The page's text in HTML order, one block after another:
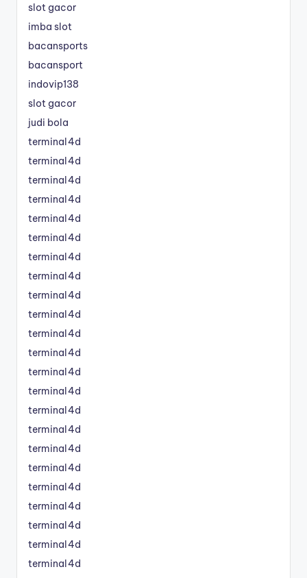
slot gacor
imba slot
bacansports
bacansport
indovip138
slot gacor
judi bola
terminal4d
terminal4d
terminal4d
terminal4d
terminal4d
terminal4d
terminal4d
terminal4d
terminal4d
terminal4d
terminal4d
terminal4d
terminal4d
terminal4d
terminal4d
terminal4d
terminal4d
terminal4d
terminal4d
terminal4d
terminal4d
terminal4d
terminal4d